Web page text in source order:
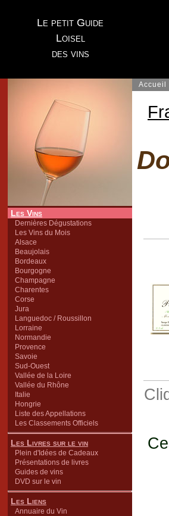
Le petit Guide
Loisel
des vins
Les Vins
Dernières Dégustations
Les Vins du Mois
Alsace
Beaujolais
Bordeaux
Bourgogne
Champagne
Charentes
Corse
Jura
Languedoc / Roussillon
Lorraine
Normandie
Provence
Savoie
Sud-Ouest
Vallée de la Loire
Vallée du Rhône
Italie
Hongrie
Liste des Appellations
Les Classements Officiels
Les Livres sur le vin
Plein d'Idées de Cadeaux
Présentations de livres
Guides de vins
DVD sur le vin
Les Liens
Annuaire du Vin
Accueil